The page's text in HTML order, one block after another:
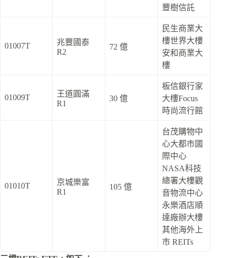
豐樹信託
01007T
兆豐國泰
R2
72 億
民生商業大
樓世界大樓
安和商業大
樓
01009T
王道圓滿
R1
30 億
板信銀行家
大樓Focus
時尚流行館
01010T
京城樂富
R1
105 億
台茂購物中
心大都市國
際中心
NASA科技
總署大樓觀
音物流中心
永樂酒店順
達廠辦大樓
其他海外上
市 REITs